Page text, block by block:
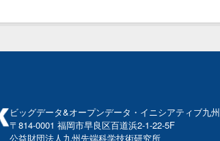
ビッグデータ&オープンデータ・イニシアティブ九州
〒814-0001 福岡市早良区百道浜2-1-22-5F
公益財団法人九州先端科学技術研究所